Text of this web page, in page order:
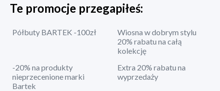
Te promocje przegapiłeś:
Półbuty BARTEK -100zł
Wiosna w dobrym stylu
20% rabatu na całą
kolekcję
-20% na produkty
nieprzecenione marki
Bartek
Extra 20% rabatu na
wyprzedaży